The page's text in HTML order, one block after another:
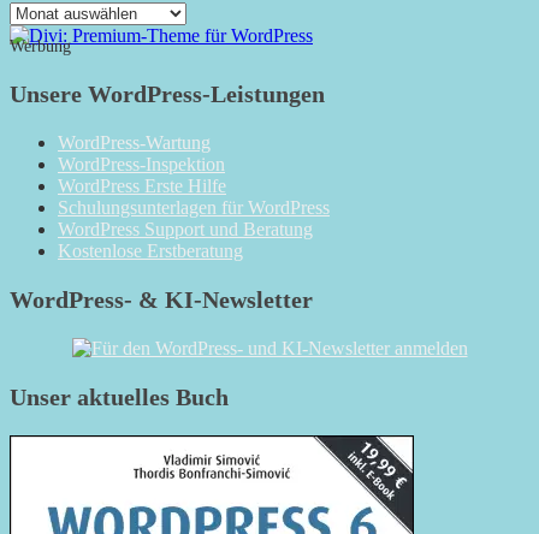
Das
Monatsarchiv
Werbung
Unsere WordPress-Leistungen
WordPress-Wartung
WordPress-Inspektion
WordPress Erste Hilfe
Schulungsunterlagen für WordPress
WordPress Support und Beratung
Kostenlose Erstberatung
WordPress- & KI-Newsletter
Unser aktuelles Buch